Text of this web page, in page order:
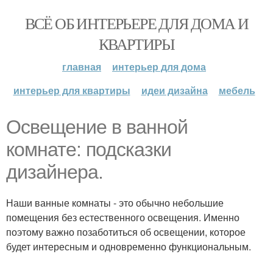
ВСЁ ОБ ИНТЕРЬЕРЕ ДЛЯ ДОМА И
КВАРТИРЫ
главная
интерьер для дома
интерьер для квартиры
идеи дизайна мебель
Освещение в ванной
комнате: подсказки
дизайнера.
Наши ванные комнаты - это обычно небольшие
помещения без естественного освещения. Именно
поэтому важно позаботиться об освещении, которое
будет интересным и одновременно функциональным.